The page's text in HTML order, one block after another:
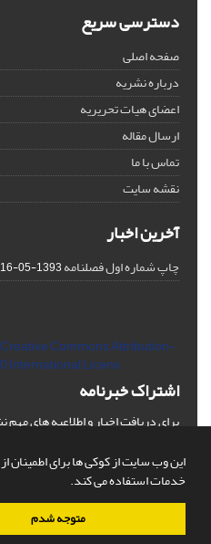
این وب سایت از کوکی ها برای اطمینان از
خدمات استفاده می کند.
متوجه شدم
دسترسی سریع
صفحه اصلی
درباره نشریه
اعضای هیات تحریریه
ارسال مقاله
تماس با ما
نقشه سایت
آخرین اخبار
چاپ شماره اول فصلنامه1393-05-16
Creative Commons Attribution-
International Licens
اشتراک خبرنامه
برای دریافت اخبار و اطلاعیه های